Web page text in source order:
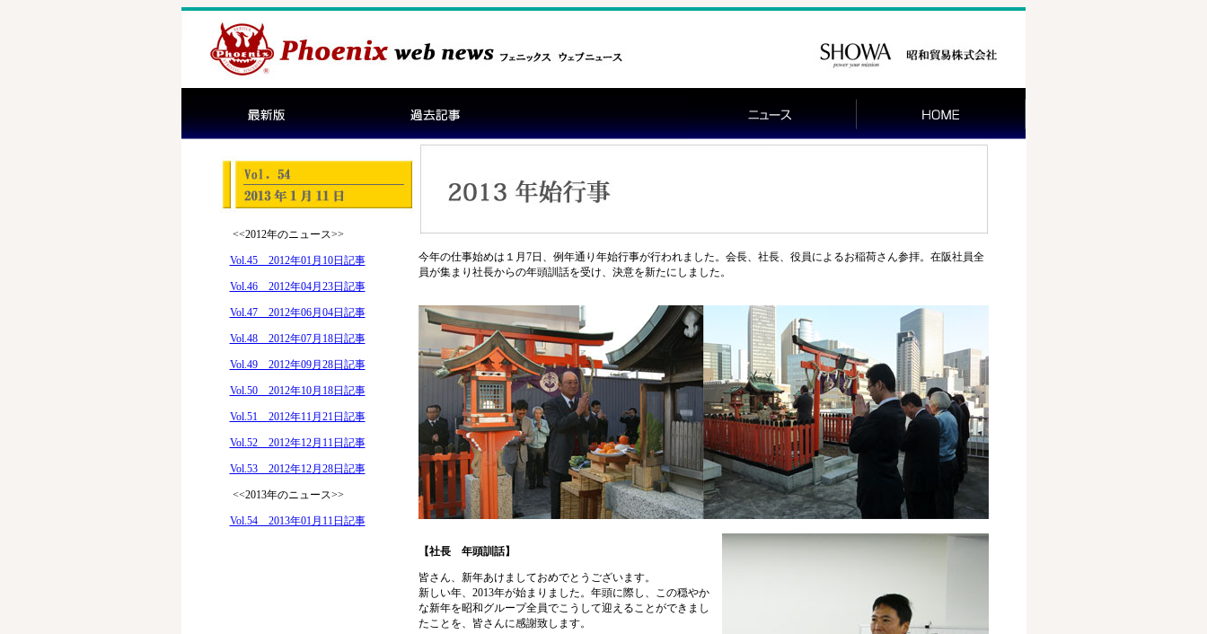
<<2012年のニュース>>
Vol.45 2012年01月10日記事
Vol.46 2012年04月23日記事
Vol.47 2012年06月04日記事
Vol.48 2012年07月18日記事
Vol.49 2012年09月28日記事
Vol.50 2012年10月18日記事
Vol.51 2012年11月21日記事
Vol.52 2012年12月11日記事
Vol.53 2012年12月28日記事
<<2013年のニュース>>
Vol.54 2013年01月11日記事
今年の仕事始めは１月7日、例年通り年始行事が行われました。会長、社長、役員によるお稲荷さん参拝。在阪社員全
員が集まり社長からの年頭訓話を受け、決意を新たにしました。
【社長 年頭訓話】
皆さん、新年あけましておめでとうございます。
新しい年、2013年が始まりました。年頭に際し、この穏やか
な新年を昭和グループ全員でこうして迎えることができまし
たことを、皆さんに感謝致します。